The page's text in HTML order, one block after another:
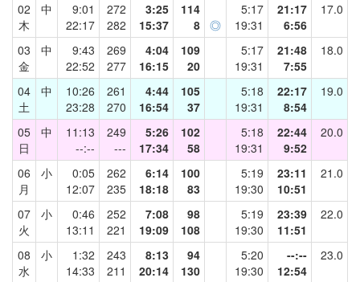
02
木
中
9:01
22:17
272
282
3:25
15:37
114
8 ◎
5:17
19:31
21:17
6:56
17.0
03
金
中
9:43
22:52
269
277
4:04
16:15
109
20
5:17
19:31
21:48
7:55
18.0
04
土
中
10:26
23:28
261
270
4:44
16:54
105
37
5:18
19:31
22:17
8:54
19.0
05
日
中
11:13
--:--
249
---
5:26
17:34
102
58
5:18
19:31
22:44
9:52
20.0
06
月
小
0:05
12:07
262
235
6:14
18:18
100
83
5:19
19:30
23:11
10:51
21.0
07
火
小
0:46
13:11
252
221
7:08
19:09
98
108
5:19
19:30
23:39
11:51
22.0
08
水
小
1:32
14:33
243
211
8:13
20:14
94
130
5:20
19:30
--:--
12:54
23.0